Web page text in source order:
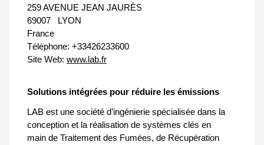
259 AVENUE JEAN JAURÈS
69007
LYON
France
Téléphone: +33426233600
Site Web: www.lab.fr
Solutions intégrées pour réduire les émissions
LAB est une société d’ingénierie spécialisée dans la
conception et la réalisation de systèmes clés en
main de Traitement des Fumées, de Récupération